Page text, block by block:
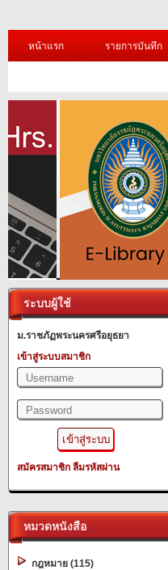
หน้าแรก รายการบันทึก
ระบบผู้ใช้
ม.ราชภัฏพระนครศรีอยุธยา
เข้าสู่ระบบสมาชิก
สมัครสมาชิก ลืมรหัสผ่าน
หมวดหนังสือ
กฎหมาย (115)